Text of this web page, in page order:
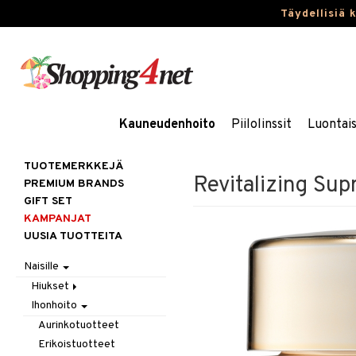
Täydellisiä
Kauneudenhoito Piilolinssit
Revitalizing
TUOTEMERKKEJÄ
PREMIUM BRANDS
GIFT SET
KAMPANJAT
UUSIA TUOTTEITA
Naisille
Hiukset
Gift Set
Harjat / Kammat
Hiuskuurit
Ihonhoito
Aurinkotuotteet
Erikoistuotteet